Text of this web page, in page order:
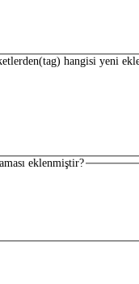
hangisi yeni
eklenmiştir?